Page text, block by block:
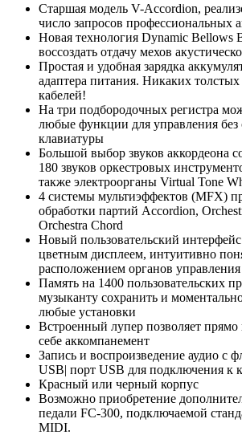
Старшая модель V-Accordion,
число запросов профессиональных
Новая технология Dynamic Bellows
воссоздать отдачу мехов
Простая и удобная зарядка
адаптера питания. Никаких
кабелей!
На три подбородочных регистра
любые функции для управления без
клавиатуры
Большой выбор звуков аккордеона
180 звуков оркестровых
также электроорганы Virtual Tone
4 системы мультиэффектов (MFX)
обработки партий Accordion,
Orchestra Chord
Новый пользовательский
цветным дисплеем, интуитивно
расположением органов управления
Память на 1400 пользовательских
музыканту сохранить и
любые установки
Встроенный лупер позволяет прямо
себе аккомпанемент
Запись и воспроизведение аудио с
USB| порт USB для подключения к
Красный или черный корпус
Возможно приобретение
педали FC-300, подключаемой
MIDI.